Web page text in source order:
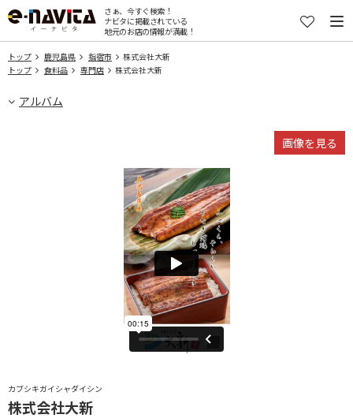
さぁ、今すぐ検索！
ナビタに掲載されている
地元のお店の情報が満載！
トップ 鹿児島県 指宿市
株式会社大新
トップ
食料品 専門店 株式会社大新
アルバム
カブシキガイシャダイシン
株式会社大新
画像を見る